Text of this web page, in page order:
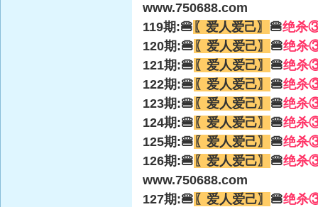
www.750688.com
119期:🍔 〖爱人爱己〗 🍔绝杀
120期:🍔 〖爱人爱己〗 🍔绝杀
121期:🍔 〖爱人爱己〗 🍔绝杀
122期:🍔 〖爱人爱己〗 🍔绝杀
123期:🍔 〖爱人爱己〗 🍔绝杀
124期:🍔 〖爱人爱己〗 🍔绝杀
125期:🍔 〖爱人爱己〗 🍔绝杀
126期:🍔 〖爱人爱己〗 🍔绝杀
www.750688.com
127期:🍔 〖爱人爱己〗 🍔绝杀